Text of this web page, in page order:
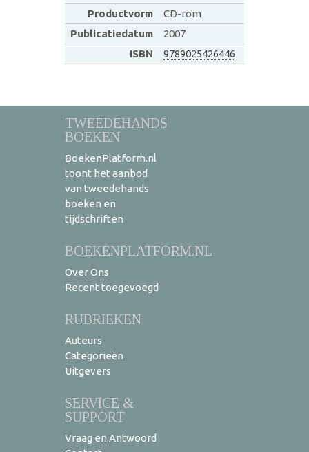
Productvorm
CD-rom
Publicatiedatum
2007
ISBN
9789025426446
TWEEDEHANDS
BOEKEN
BoekenPlatform.nl
toont het aanbod
van tweedehands
boeken en
tijdschriften
BOEKENPLATFORM.NL
Over Ons
Recent toegevoegd
RUBRIEKEN
Auteurs
Categorieën
Uitgevers
SERVICE &
SUPPORT
Vraag en Antwoord